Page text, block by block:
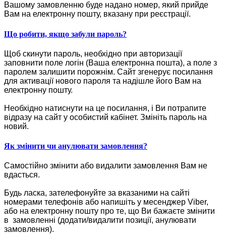
Вашому замовленню буде надано номер, який прийде
Вам на електронну пошту, вказану при реєстрації.
Що робити, якщо забули пароль?
Щоб скинути пароль, необхідно при авторизації
заповнити поле логін (Ваша електронна пошта), а поле з
паролем залишити порожнім. Сайт згенерує посилання
для активації нового пароля та надішле його Вам на
електронну пошту.
Необхідно натиснути на це посилання, і Ви потрапите
відразу на сайт у особистий кабінет. Змініть пароль на
новий.
Як змінити чи анулювати замовлення?
Самостійно змінити або видалити замовлення Вам не
вдасться.
Будь ласка, зателефонуйте за вказаними на сайті
номерами телефонів або напишіть у месенджер Viber,
або на електронну пошту про те, що Ви бажаєте змінити
в замовленні (додати/видалити позиції, анулювати
замовлення).